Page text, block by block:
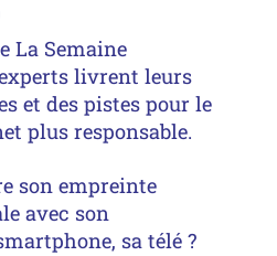
La Semaine
livrent leurs
et des pistes pour le
plus responsable.
son empreinte
avec son
sa télé ?